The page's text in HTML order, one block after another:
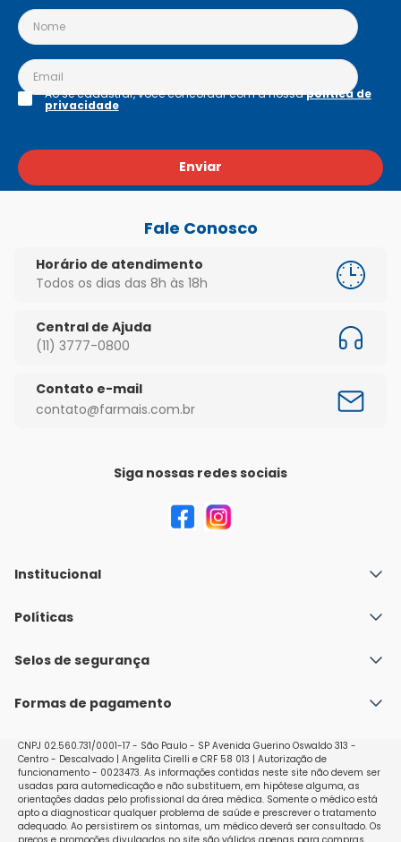
Enviar
Ao se cadastrar, você concordar com a nossapolítica de
privacidade
Fale Conosco
Horário de atendimento
Todos os dias das 8h às 18h
Central de Ajuda
(11) 3777-0800
Contato e-mail
contato@farmais.com.br
Siga nossas redes sociais
Institucional
Quem Somos
Nossas lojas
Políticas
Política de Envio
Políticas de Trocas e Devoluções
Selos de segurança
Formas de pagamento
CNPJ 02.560.731/0001-17 - São Paulo - SP Avenida Guerino Oswaldo 313 -
Centro - Descalvado | Angelita Cirelli e CRF 58 013 | Autorização de
funcionamento - 0023473. As informações contidas neste site não devem ser
usadas para automedicação e não substituem, em hipótese alguma, as
orientações dadas pelo profissional da área médica. Somente o médico está
apto a diagnosticar qualquer problema de saúde e prescrever o tratamento
adequado. Ao persistirem os sintomas, um médico deverá ser consultado. Os